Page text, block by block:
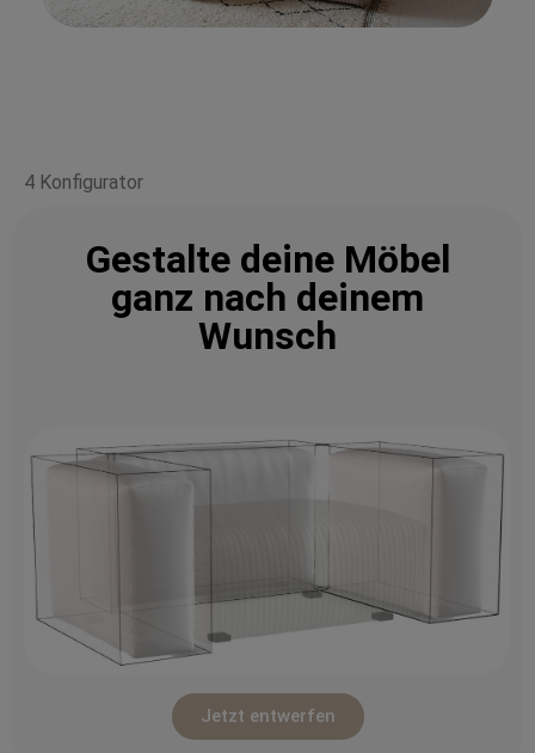
4 Konfigurator
Gestalte deine Möbel
ganz nach deinem
Wunsch
Jetzt entwerfen